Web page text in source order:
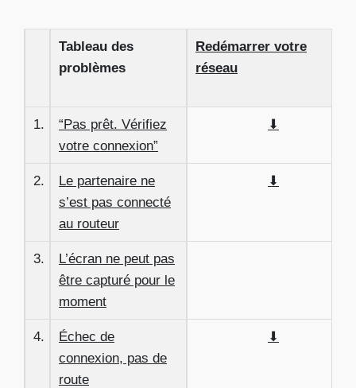
Tableau des
problèmes
Redémarrer votre
réseau
1.
“Pas prêt. Vérifiez
votre connexion”
⬇
2.
Le partenaire ne
s’est pas connecté
au routeur
⬇
3.
L’écran ne peut pas
être capturé pour le
moment
4.
Échec de
connexion, pas de
route
⬇